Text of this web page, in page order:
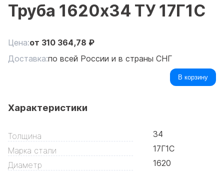
Труба 1620x34 ТУ 17Г1С
Цена:от 310 364,78 ₽
Доставка:по всей России и в страны СНГ
В корзину
Характеристики
Толщина
34
Марка стали
17Г1С
Диаметр
1620